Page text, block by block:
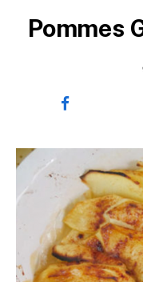
Pommes